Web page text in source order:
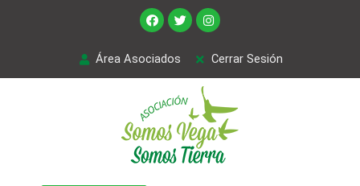
Área Asociados Cerrar Sesión